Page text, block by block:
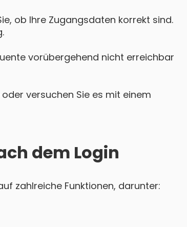
ob Ihre Zugangsdaten korrekt sind.
vorübergehend nicht erreichbar
versuchen Sie es mit einem
dem Login
zahlreiche Funktionen, darunter: